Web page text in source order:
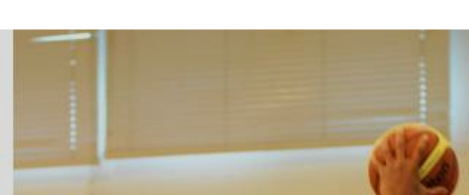
AGENTES
AGENDA
SELEÇÕES
MINIBASQUETE
ÁREA TÉCNICA
PROJETOS